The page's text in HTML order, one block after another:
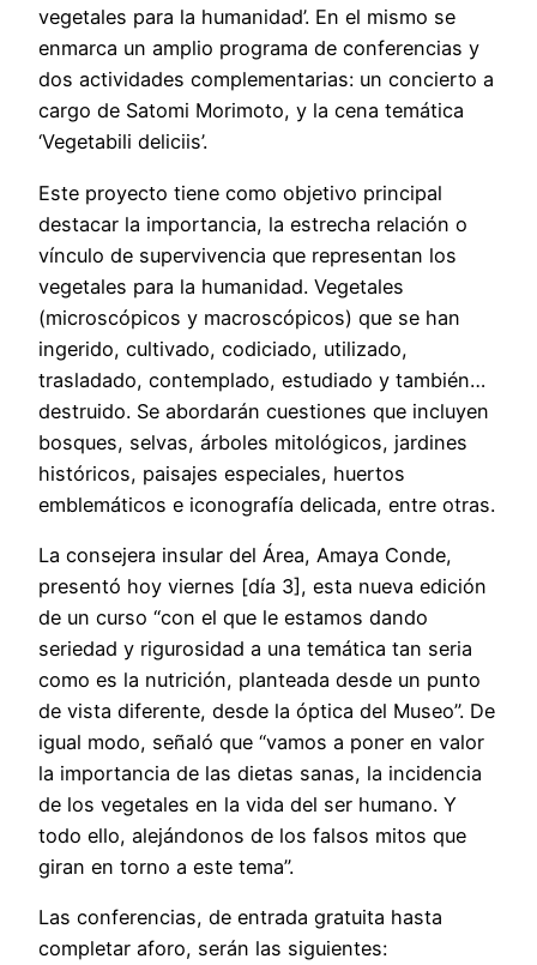
vegetales para la humanidad’. En el mismo se
enmarca un amplio programa de conferencias y
dos actividades complementarias: un concierto a
cargo de Satomi Morimoto, y la cena temática
‘Vegetabili deliciis’.
Este proyecto tiene como objetivo principal
destacar la importancia, la estrecha relación o
vínculo de supervivencia que representan los
vegetales para la humanidad. Vegetales
(microscópicos y macroscópicos) que se han
ingerido, cultivado, codiciado, utilizado,
trasladado, contemplado, estudiado y también…
destruido. Se abordarán cuestiones que incluyen
bosques, selvas, árboles mitológicos, jardines
históricos, paisajes especiales, huertos
emblemáticos e iconografía delicada, entre otras.
La consejera insular del Área, Amaya Conde,
presentó hoy viernes [día 3], esta nueva edición
de un curso “con el que le estamos dando
seriedad y rigurosidad a una temática tan seria
como es la nutrición, planteada desde un punto
de vista diferente, desde la óptica del Museo”. De
igual modo, señaló que “vamos a poner en valor
la importancia de las dietas sanas, la incidencia
de los vegetales en la vida del ser humano. Y
todo ello, alejándonos de los falsos mitos que
giran en torno a este tema”.
Las conferencias, de entrada gratuita hasta
completar aforo, serán las siguientes: